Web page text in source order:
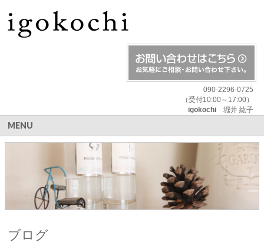
090-2296-0725
（受付10:00～17:00）
igokochi堀井 紘子
MENU
ブログ